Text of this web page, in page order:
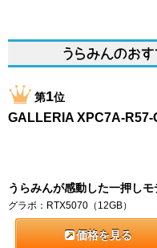
第1位
GALLERIA XPC7A-R57-
うらみんが感動した一押しモ
グラボ：RTX5070（12GB）
価格を見る